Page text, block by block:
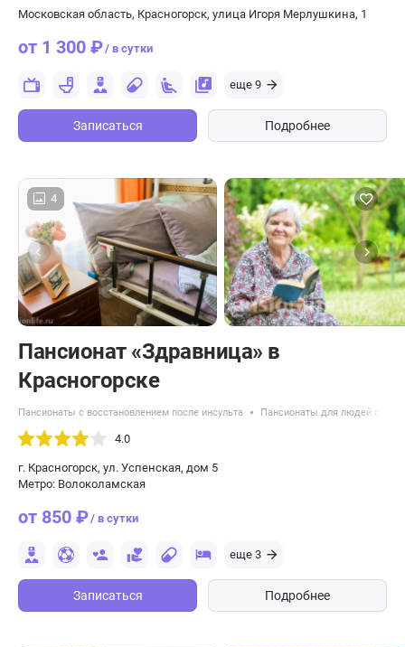
Московская область, Красногорск, улица Игоря Мерлушкина, 1
от 1 300 ₽/ в сутки
еще 9
Записаться Подробнее
4
Пансионат «Здравница» в
Красногорске
Пансионаты с восстановлением после инсульта Пансионаты для людей с
4.0
г. Красногорск, ул. Успенская, дом 5
Метро: Волоколамская
от 850 ₽/ в сутки
еще 3
Записаться Подробнее